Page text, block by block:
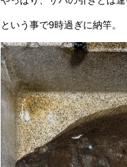
という事で9時過ぎに納竿。